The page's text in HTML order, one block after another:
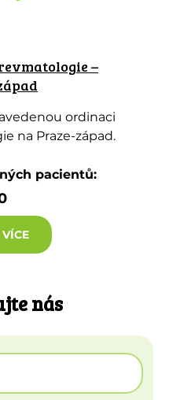
–
ordinaci
na Praze-západ.
pacientů:
nás